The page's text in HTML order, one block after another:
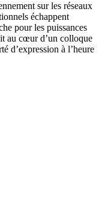
sur les réseaux
échappent
pour les puissances
au cœur d’un colloque
d’expression à l’heure